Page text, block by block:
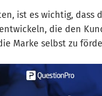
ist es wichtig, dass
die den
Marke selbst zu